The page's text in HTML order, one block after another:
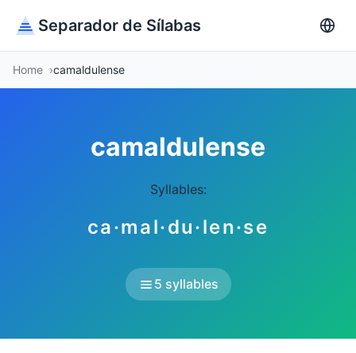
Separador de Sílabas
Home camaldulense
camaldulense
Syllables:
ca·mal·du·len·se
5 syllables